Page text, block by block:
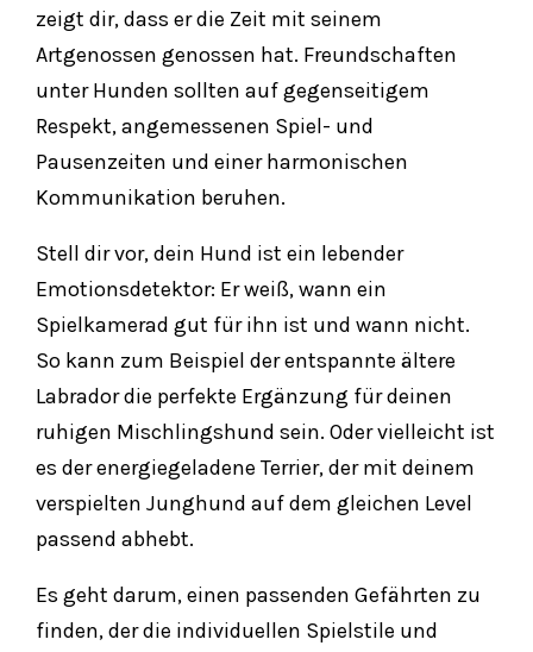
zeigt dir, dass er die Zeit mit seinem
Artgenossen genossen hat. Freundschaften
unter Hunden sollten auf gegenseitigem
Respekt, angemessenen Spiel- und
Pausenzeiten und einer harmonischen
Kommunikation beruhen.
Stell dir vor, dein Hund ist ein lebender
Emotionsdetektor: Er weiß, wann ein
Spielkamerad gut für ihn ist und wann nicht.
So kann zum Beispiel der entspannte ältere
Labrador die perfekte Ergänzung für deinen
ruhigen Mischlingshund sein. Oder vielleicht ist
es der energiegeladene Terrier, der mit deinem
verspielten Junghund auf dem gleichen Level
passend abhebt.
Es geht darum, einen passenden Gefährten zu
finden, der die individuellen Spielstile und